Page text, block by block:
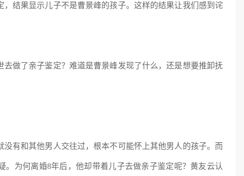
结果显示儿子不是曹景峰的孩子。这样的结果让我们感到诧
做了亲子鉴定？难道是曹景峰发现了什么，还是想要推卸抚
有和其他男人交往过，根本不可能怀上其他男人的孩子。而
。为何离婚8年后，他却带着儿子去做亲子鉴定呢？黄友云认